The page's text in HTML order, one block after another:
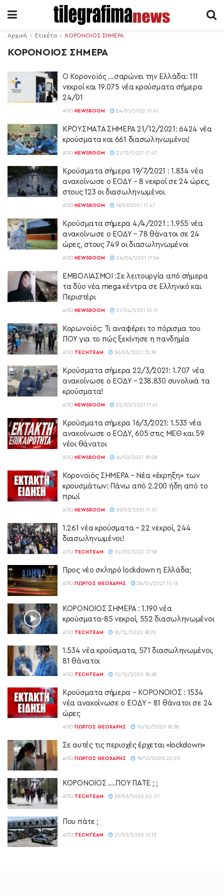
Αρχική Ετικέτα ΚΟΡΟΝΟΙΟΣ ΣΗΜΕΡΑ
ΚΟΡΟΝΟΙΟΣ ΣΗΜΕΡΑ
O Κορονοϊός …σαρώνει την Ελλάδα: 111
νεκροί και 19.075 νέα κρούσματα σήμερα
24/01
ΑΠΌ NEWSROOM 24/01/2022 17:41
ΚΡΟΥΣΜΑΤΑ ΣΗΜΕΡΑ 21/12/2021: 6424 νέα
κρούσματα και 661 διασωληνωμένοι!
ΑΠΌ NEWSROOM 21/12/2021 17:47
Κρούσματα σήμερα 19/7/2021 : 1.834 νέα
ανακοίνωσε ο ΕΟΔΥ – 8 νεκροί σε 24 ώρες,
στους 123 οι διασωληνωμένοι
ΑΠΌ NEWSROOM 19/07/2021 17:47
Κρούσματα σήμερα 4/4/2021 : 1.955 νέα
ανακοίνωσε ο ΕΟΔΥ – 78 θάνατοι σε 24
ώρες, στους 749 οι διασωληνωμένοι
ΑΠΌ NEWSROOM 04/04/2021 17:54
ΕΜΒΟΛΙΑΣΜΟΙ :Σε λειτουργία από σήμερα
τα δύο νέα mega κέντρα σε Ελληνικό και
Περιστέρι
ΑΠΌ NEWSROOM 01/04/2021 10:11
Κορωνοϊός: Τι αναφέρει το πόρισμα του
ΠΟΥ για το πώς ξεκίνησε η πανδημία
ΑΠΌ TECHTEAM 30/03/2021 12:39
Κρούσματα σήμερα 22/3/2021: 1.707 νέα
ανακοίνωσε ο ΕΟΔΥ – 238.830 συνολικά τα
κρούσματα!
ΑΠΌ NEWSROOM 22/03/2021 17:41
Κρούσματα σήμερα 16/3/2021: 1.533 νέα
ανακοίνωσε ο ΕΟΔΥ, 605 στις ΜΕΘ και 59
νέοι θάνατοι
ΑΠΌ NEWSROOM 16/03/2021 18:08
Κορονοϊός ΣΗΜΕΡΑ – Νέα «έκρηξη» των
κρουσμάτων: Πάνω από 2.200 ήδη από το
πρωί
ΑΠΌ NEWSROOM 09/03/2021 11:01
1.261 νέα κρούσματα – 22 νεκροί, 244
διασωληνωμένοι!
ΑΠΌ TECHTEAM 02/02/2021 17:58
Προς νέο σκληρό lockdown η Ελλάδα;
ΑΠΌ ΓΙΏΡΓΟΣ ΘΕΟΧΆΡΗΣ 26/01/2021 10:15
ΚΟΡΟΝΟΙΟΣ ΣΗΜΕΡΑ : 1.190 νέα
κρούσματα-85 νεκροί, 552 διασωληνωμένοι
ΑΠΌ TECHTEAM 16/12/2020 18:29
1.534 νέα κρούσματα, 571 διασωληνωμένοι,
81 θάνατοι
ΑΠΌ TECHTEAM 10/12/2020 18:48
Κρούσματα σήμερα – ΚΟΡΟΝΟΙΟΣ : 1534
νέα ανακοίνωσε ο ΕΟΔΥ – 81 θάνατοι σε 24
ώρες
ΑΠΌ ΓΙΏΡΓΟΣ ΘΕΟΧΆΡΗΣ 10/12/2020 18:38
Σε αυτές τις περιοχές έρχεται «lockdown»
ΑΠΌ ΓΙΏΡΓΟΣ ΘΕΟΧΆΡΗΣ 19/10/2020 22:20
ΚΟΡΟΝΟΪΟΣ ….ΠΟΥ ΠΑΤΕ ; ;
ΑΠΌ TECHTEAM 29/03/2020 20:07
Που πάτε ;
ΑΠΌ TECHTEAM 21/03/2020 13:13